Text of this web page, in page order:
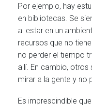
Por ejemplo, hay
en bibliotecas. Se
al estar en un
recursos que no
no perder el tiempo
allí. En cambio,
mirar a la gente y no
Es imprescindible